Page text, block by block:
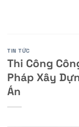
TIN TỨC
Thi Công
Pháp Xây
Án